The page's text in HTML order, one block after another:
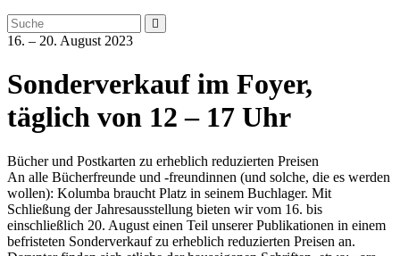
16. – 20. August 2023
Sonderverkauf im Foyer,
täglich von 12 – 17 Uhr
Bücher und Postkarten zu erheblich reduzierten Preisen
An alle Bücherfreunde und -freundinnen (und solche, die es werden
wollen): Kolumba braucht Platz in seinem Buchlager. Mit
Schließung der Jahresausstellung bieten wir vom 16. bis
einschließlich 20. August einen Teil unserer Publikationen in einem
befristeten Sonderverkauf zu erheblich reduzierten Preisen an.